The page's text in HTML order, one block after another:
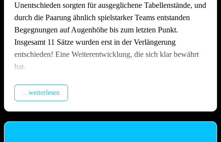
Unentschieden sorgten für ausgeglichene Tabellenstände, und
durch die Paarung ähnlich spielstarker Teams entstanden
Begegnungen auf Augenhöhe bis zum letzten Punkt.
Insgesamt 11 Sätze wurden erst in der Verlängerung
entschieden! Eine Weiterentwicklung, die sich klar bewährt
hat.
Packende Spiele quer durchs Feld
...weiterlesen